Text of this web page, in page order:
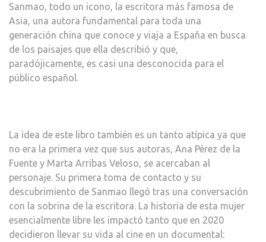
Sanmao, todo un icono, la escritora más famosa de
Asia, una autora fundamental para toda una
generación china que conoce y viaja a España en busca
de los paisajes que ella describió y que,
paradójicamente, es casi una desconocida para el
público español.
La idea de este libro también es un tanto atípica ya que
no era la primera vez que sus autoras, Ana Pérez de la
Fuente y Marta Arribas Veloso, se acercaban al
personaje. Su primera toma de contacto y su
descubrimiento de Sanmao llegó tras una conversación
con la sobrina de la escritora. La historia de esta mujer
esencialmente libre les impactó tanto que en 2020
decidieron llevar su vida al cine en un documental: